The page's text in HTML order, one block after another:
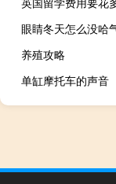
眼睛冬天怎么没哈
养殖攻略
单缸摩托车的声音